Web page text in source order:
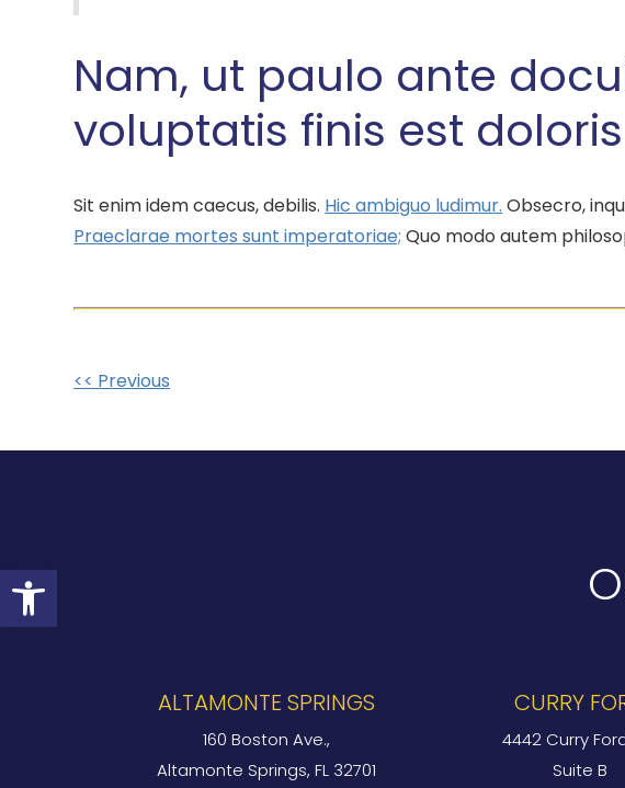
Open toolbar
Nam, ut paulo ante
voluptatis finis est
Sit enim idem caecus, debilis. Hic ambiguo ludimur. Obsecro,
Praeclarae mortes sunt imperatoriae; Quo modo autem
Other
Posts
<< Previous
ALTAMONTE SPRINGS
160 Boston Ave.,
Altamonte Springs, FL 32701
CURRY
4442 Curry
Suite B